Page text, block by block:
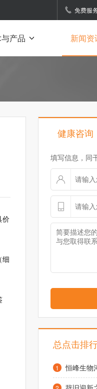
免费服
产品 新闻资
价
细
健康咨询
填写信息，同
总点击排
1